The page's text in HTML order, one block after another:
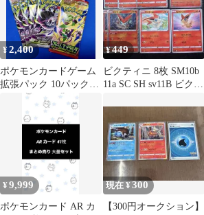
¥2,400
ポケモンカードゲーム
拡張パック 10パックセ
¥449
ビクティニ 8枚 SM10b
11a SC SH sv11B ビクト
¥9,999
ポケモンカード AR カ
現在 ¥300
【300円オークション】